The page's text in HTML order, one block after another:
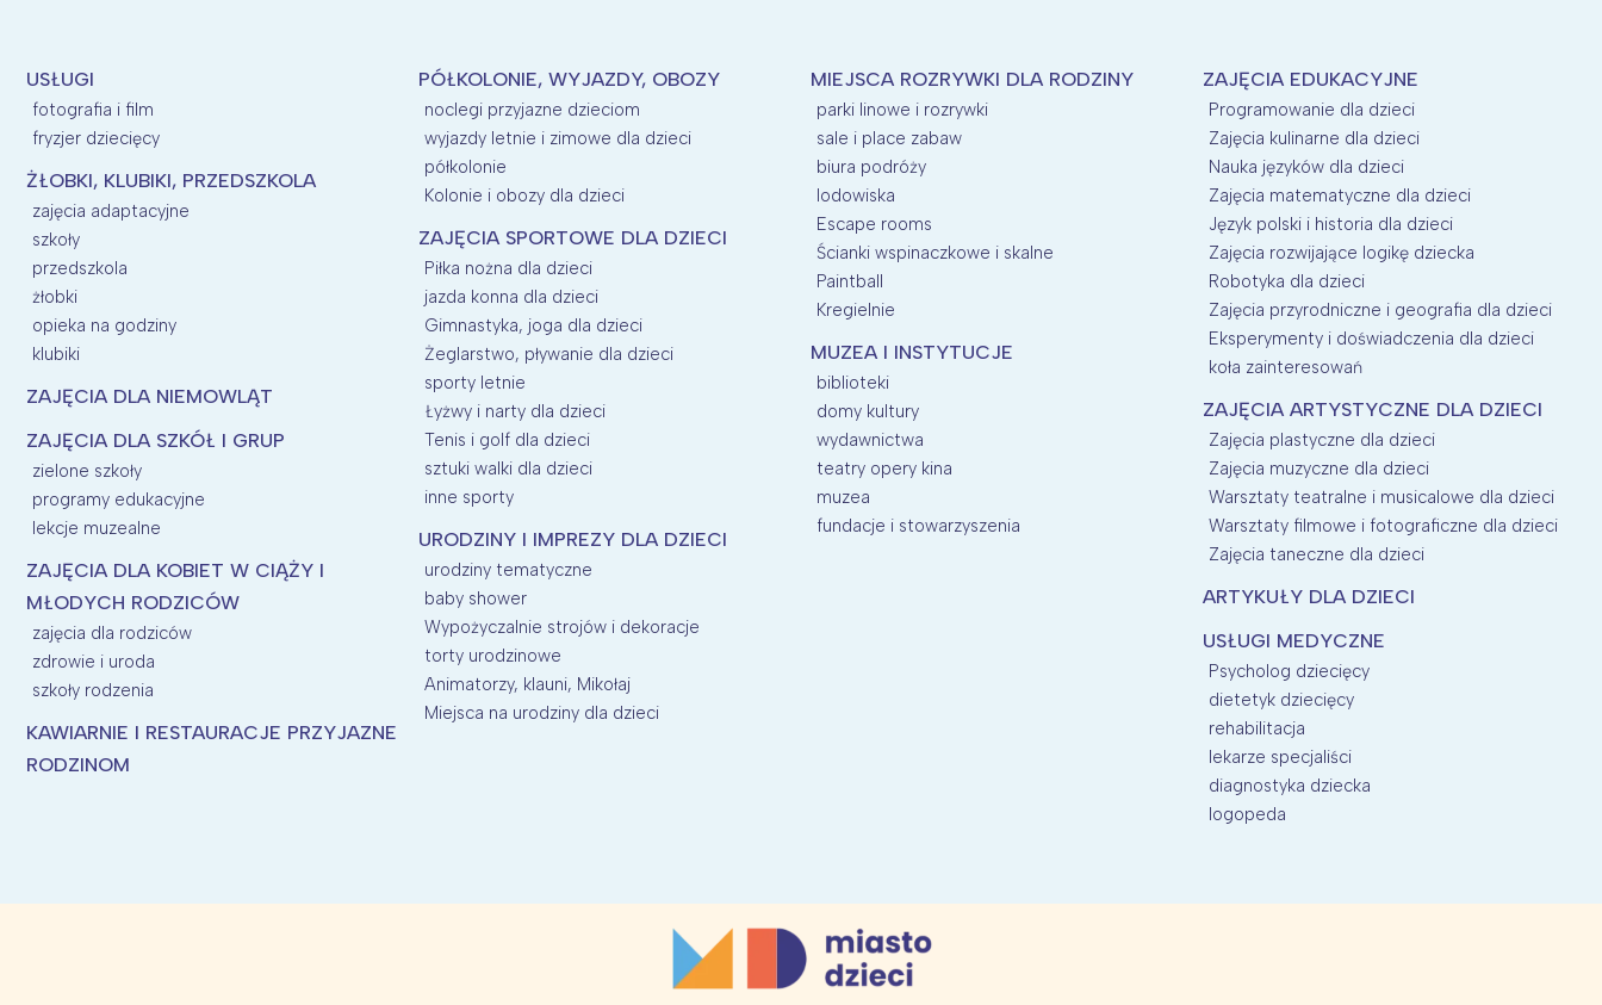
USŁUGI
fotografia i film
fryzjer dziecięcy
ŻŁOBKI, KLUBIKI, PRZEDSZKOLA
zajęcia adaptacyjne
szkoły
przedszkola
żłobki
opieka na godziny
klubiki
ZAJĘCIA DLA NIEMOWLĄT
ZAJĘCIA DLA SZKÓŁ I GRUP
zielone szkoły
programy edukacyjne
lekcje muzealne
ZAJĘCIA DLA KOBIET W CIĄŻY I
MŁODYCH RODZICÓW
zajęcia dla rodziców
zdrowie i uroda
szkoły rodzenia
KAWIARNIE I RESTAURACJE PRZYJAZNE
RODZINOM
PÓŁKOLONIE, WYJAZDY, OBOZY
noclegi przyjazne dzieciom
wyjazdy letnie i zimowe dla dzieci
półkolonie
Kolonie i obozy dla dzieci
ZAJĘCIA SPORTOWE DLA DZIECI
Piłka nożna dla dzieci
jazda konna dla dzieci
Gimnastyka, joga dla dzieci
Żeglarstwo, pływanie dla dzieci
sporty letnie
Łyżwy i narty dla dzieci
Tenis i golf dla dzieci
sztuki walki dla dzieci
inne sporty
URODZINY I IMPREZY DLA DZIECI
urodziny tematyczne
baby shower
Wypożyczalnie strojów i dekoracje
torty urodzinowe
Animatorzy, klauni, Mikołaj
Miejsca na urodziny dla dzieci
MIEJSCA ROZRYWKI DLA RODZINY
parki linowe i rozrywki
sale i place zabaw
biura podróży
lodowiska
Escape rooms
Ścianki wspinaczkowe i skalne
Paintball
Kregielnie
MUZEA I INSTYTUCJE
biblioteki
domy kultury
wydawnictwa
teatry opery kina
muzea
fundacje i stowarzyszenia
ZAJĘCIA EDUKACYJNE
Programowanie dla dzieci
Zajęcia kulinarne dla dzieci
Nauka języków dla dzieci
Zajęcia matematyczne dla dzieci
Język polski i historia dla dzieci
Zajęcia rozwijające logikę dziecka
Robotyka dla dzieci
Zajęcia przyrodniczne i geografia dla dzieci
Eksperymenty i doświadczenia dla dzieci
koła zainteresowań
ZAJĘCIA ARTYSTYCZNE DLA DZIECI
Zajęcia plastyczne dla dzieci
Zajęcia muzyczne dla dzieci
Warsztaty teatralne i musicalowe dla dzieci
Warsztaty filmowe i fotograficzne dla dzieci
Zajęcia taneczne dla dzieci
ARTYKUŁY DLA DZIECI
USŁUGI MEDYCZNE
Psycholog dziecięcy
dietetyk dziecięcy
rehabilitacja
lekarze specjaliści
diagnostyka dziecka
logopeda